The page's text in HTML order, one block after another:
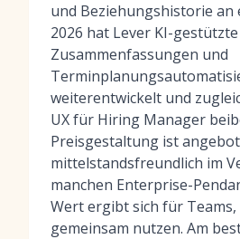
und Beziehungshistorie an
2026 hat Lever KI-
Zusammenfassungen und
weiterentwickelt und
UX für Hiring Manager
Preisgestaltung ist
mittelstandsfreundlich im
manchen Enterprise-
Wert ergibt sich für Teams,
gemeinsam nutzen. Am